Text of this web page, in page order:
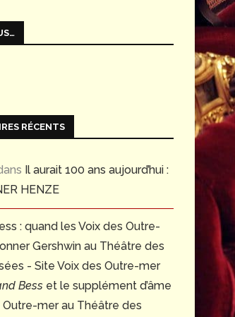
RÉCENTS
Il aurait 100 ans aujourd’hui :
HENZE
: quand les Voix des Outre-
Gershwin au Théâtre des
- Site Voix des Outre-mer
Bess et le supplément d’âme
Outre-mer au Théâtre des